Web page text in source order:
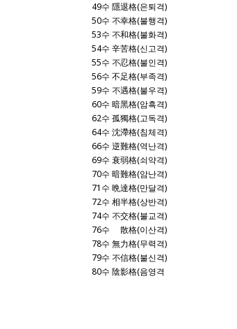
49수 隱退格(은퇴격)
50수 不幸格(불행격)
53수 不和格(불화격)
54수 辛苦格(신고격)
55수 不忍格(불인격)
56수 不足格(부족격)
59수 不遇格(불우격)
60수 暗黑格(암흑격)
62수 孤獨格(고독격)
64수 沈滯格(침체격)
66수 逆難格(역난격)
69수 衰弱格(쇠약격)
70수 暗難格(암난격)
71수 晩達格(만달격)
72수 相半格(상반격)
74수 不交格(불교격)
76수 離散格(이산격)
78수 無力格(무력격)
79수 不信格(불신격)
80수 陰影格(음영격